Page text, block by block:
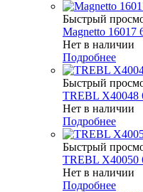
Быстрый
Magnetto 16017
Нет в наличии
Подробнее
Быстрый
TREBL X40048
Нет в наличии
Подробнее
Быстрый
TREBL X40050
Нет в наличии
Подробнее